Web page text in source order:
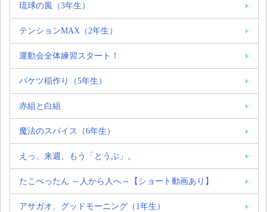
琉球の風（3年生）
テンションMAX（2年生）
運動会全体練習スタート！
バケツ稲作り（5年生）
赤組と白組
魔法のスパイス（6年生）
えっ、来週、もう「とうぶ」。
たこぺったん ～人から人へ～【ショート動画あり】
アサガオ、グッドモーニング（1年生）